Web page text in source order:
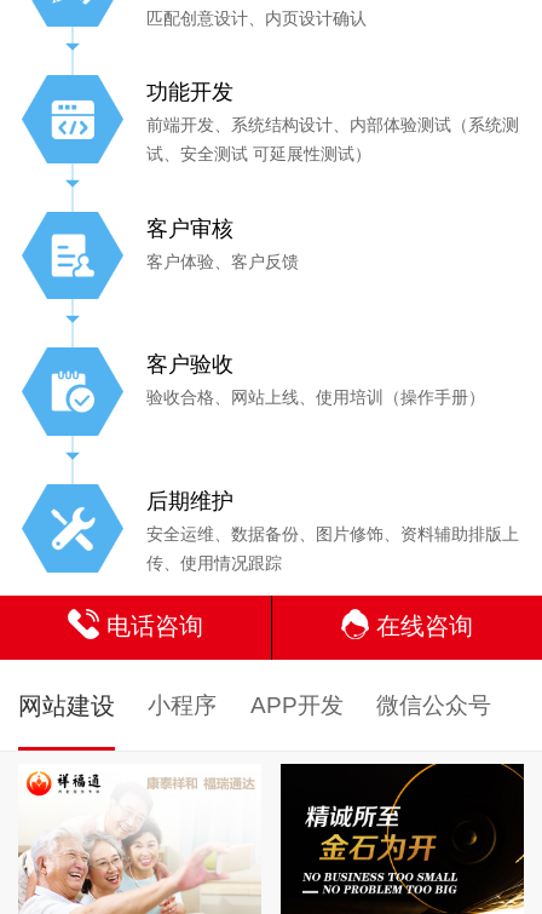
匹配创意设计、内页设计确认
功能开发
前端开发、系统结构设计、内部体验测试（系统测
试、安全测试 可延展性测试）
客户审核
客户体验、客户反馈
客户验收
验收合格、网站上线、使用培训（操作手册）
后期维护
安全运维、数据备份、图片修饰、资料辅助排版上
传、使用情况跟踪
电话咨询 在线咨询
网站建设 小程序 APP开发 微信公众号